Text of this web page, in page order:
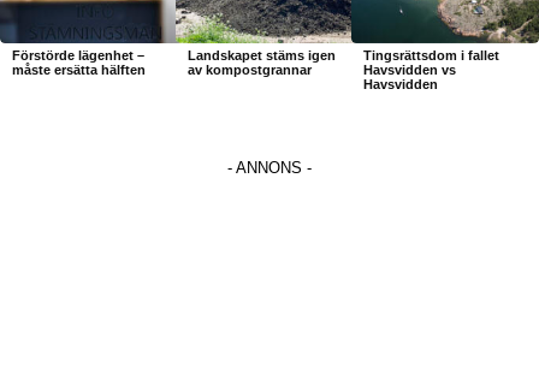
Förstörde lägenhet –
måste ersätta hälften
Landskapet stäms igen
av kompostgrannar
Tingsrättsdom i fallet
Havsvidden vs
Havsvidden